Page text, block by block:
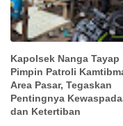
Kapolsek Nanga Tayap
Pimpin Patroli
Area Pasar, Tegaskan
Pentingnya
dan Ketertiban